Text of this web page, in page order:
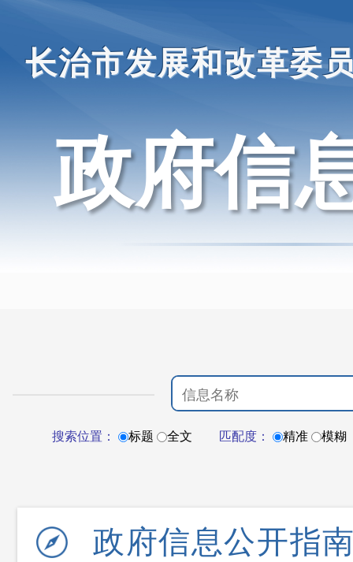
长治市发展和改革委
政府信
搜索位置： 标题 全文 匹配度： 精准 模糊
政府信息公开指